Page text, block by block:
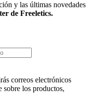
y las últimas novedades
de Freeletics.
correos electrónicos
sobre los productos,